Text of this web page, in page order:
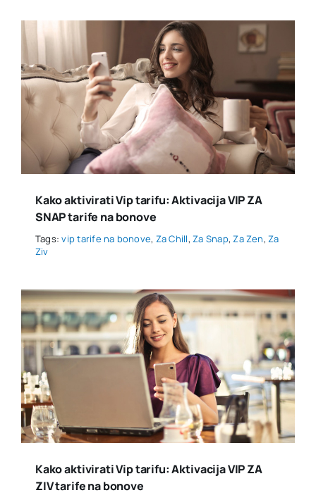
Kako aktivirati Vip tarifu: Aktivacija VIP ZA
SNAP tarife na bonove
Tags:vip tarife na bonove, Za Chill,Za Snap,Za Zen,Za
Ziv
Kako aktivirati Vip tarifu: Aktivacija VIP ZA
ZIV tarife na bonove